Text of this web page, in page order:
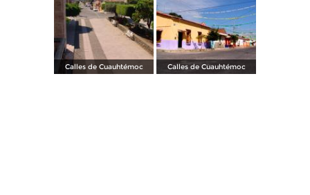
Calles de Cuauhtémoc Calles de Cuauhtémoc